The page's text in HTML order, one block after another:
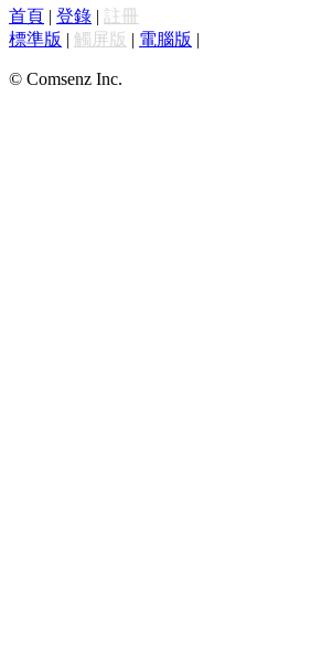
首頁 | 登錄 | 註冊
標準版 | 觸屏版 | 電腦版 |
© Comsenz Inc.